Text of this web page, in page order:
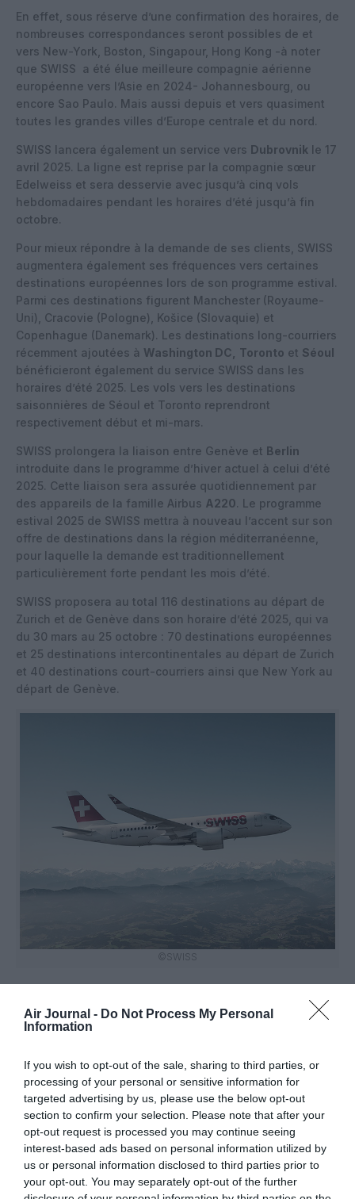
Air Journal - Do Not Process My Personal
Information
If you wish to opt-out of the sale, sharing to third parties, or
processing of your personal or sensitive information for
targeted advertising by us, please use the below opt-out
section to confirm your selection. Please note that after your
opt-out request is processed you may continue seeing
interest-based ads based on personal information utilized by
us or personal information disclosed to third parties prior to
your opt-out. You may separately opt-out of the further
En effet, sous réserve d’une confirmation des horaires, de
nombreuses correspondances seront possibles de et
vers New-York, Boston, Singapour, Hong Kong -à noter
que SWISS a été élue meilleure compagnie aérienne
européenne vers l’Asie en 2024- Johannesbourg, ou
encore Sao Paulo. Mais aussi depuis et vers quasiment
toutes les grandes villes d’Europe centrale et du nord.
SWISS lancera également un service vers Dubrovnik le 17
avril 2025. La ligne est reprise par la compagnie sœur
Edelweiss et sera desservie avec jusqu’à cinq vols
hebdomadaires pendant les horaires d’été jusqu’à fin
octobre.
Pour mieux répondre à la demande de ses clients, SWISS
augmentera également ses fréquences vers certaines
destinations européennes lors de son programme estival.
Parmi ces destinations figurent Manchester (Royaume-
Uni), Cracovie (Pologne), Košice (Slovaquie) et
Copenhague (Danemark). Les destinations long-courriers
récemment ajoutées à Washington DC, Toronto et Séoul
bénéficieront également du service SWISS dans les
horaires d’été 2025. Les vols vers les destinations
saisonnières de Séoul et Toronto reprendront
respectivement début et mi-mars.
SWISS prolongera la liaison entre Genève et Berlin
introduite dans le programme d’hiver actuel à celui d’été
2025. Cette liaison sera assurée quotidiennement par
des appareils de la famille Airbus A220. Le programme
estival 2025 de SWISS mettra à nouveau l’accent sur son
offre de destinations dans la région méditerranéenne,
pour laquelle la demande est traditionnellement
particulièrement forte pendant les mois d’été.
SWISS proposera au total 116 destinations au départ de
Zurich et de Genève dans son horaire d’été 2025, qui va
du 30 mars au 25 octobre : 70 destinations européennes
et 25 destinations intercontinentales au départ de Zurich
et 40 destinations court-courriers ainsi que New York au
départ de Genève.
©SWISS
NOUS SOUTENIR